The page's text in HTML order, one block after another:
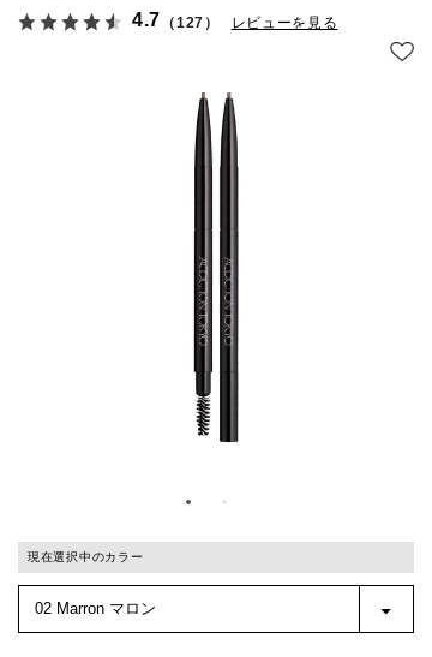
4.7 （127） レビューを見る
現在選択中のカラー